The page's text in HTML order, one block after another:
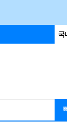
국